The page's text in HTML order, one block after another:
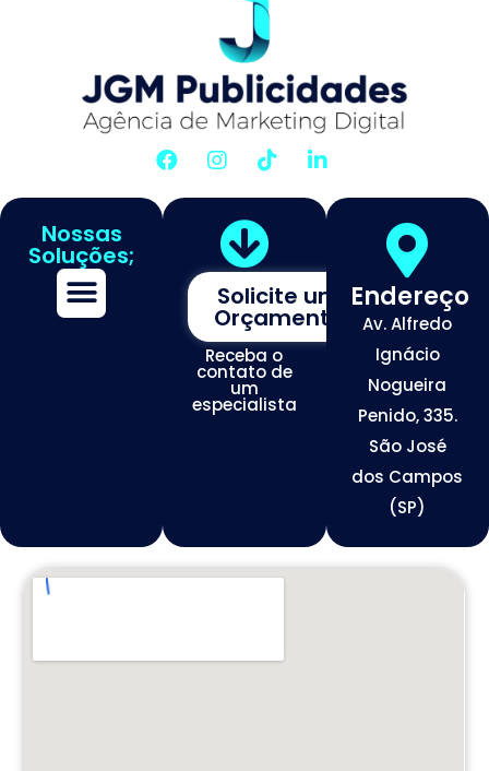
Nossas
Soluções;
Solicite um
Orçamento
Receba o
contato de
um
especialista
Endereço
Av. Alfredo
Ignácio
Nogueira
Penido, 335.
São José
dos Campos
(SP)